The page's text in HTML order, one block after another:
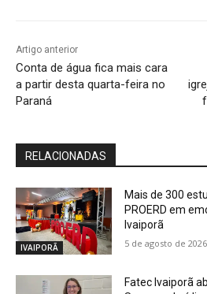
Artigo anterior
Conta de água fica mais cara
a partir desta quarta-feira no
Paraná
RELACIONADAS
IVAIPORÃ
Mais de 300
PROERD em
Ivaiporã
5 de agosto de 2026
Fatec Ivaiporã